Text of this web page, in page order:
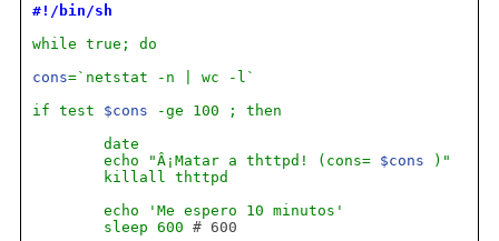
#!/bin/sh
while true; do
cons=`netstat -n | wc -l`
if test $cons -ge 100 ; then
        date
        echo
"Â¡Matar a thttpd! (cons= $cons )"
        killall thttpd
        echo 'Me espero 10 minutos'
        sleep 600